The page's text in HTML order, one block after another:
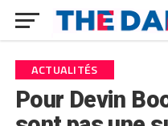
ACTUALITÉS
Pour Devin